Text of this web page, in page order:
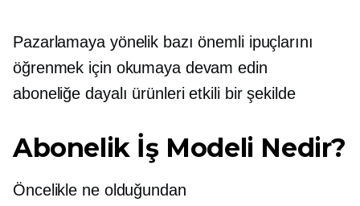
Pazarlamaya yönelik bazı önemli ipuçlarını
öğrenmek için okumaya devam edin
aboneliğe dayalı ürünleri etkili bir şekilde
Abonelik İş Modeli Nedir?
Öncelikle ne olduğundan